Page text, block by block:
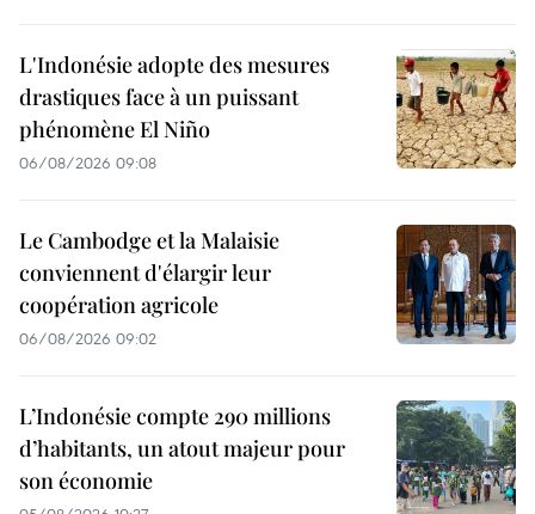
L'Indonésie adopte des mesures
drastiques face à un puissant
phénomène El Niño
06/08/2026 09:08
Le Cambodge et la Malaisie
conviennent d'élargir leur
coopération agricole
06/08/2026 09:02
L’Indonésie compte 290 millions
d’habitants, un atout majeur pour
son économie